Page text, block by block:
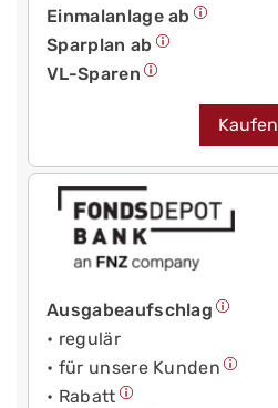
Einmalanlage ab
Sparplan ab
VL-Sparen
Kaufen
Ausgabeaufschlag
• regulär
• für unsere Kunden
• Rabatt